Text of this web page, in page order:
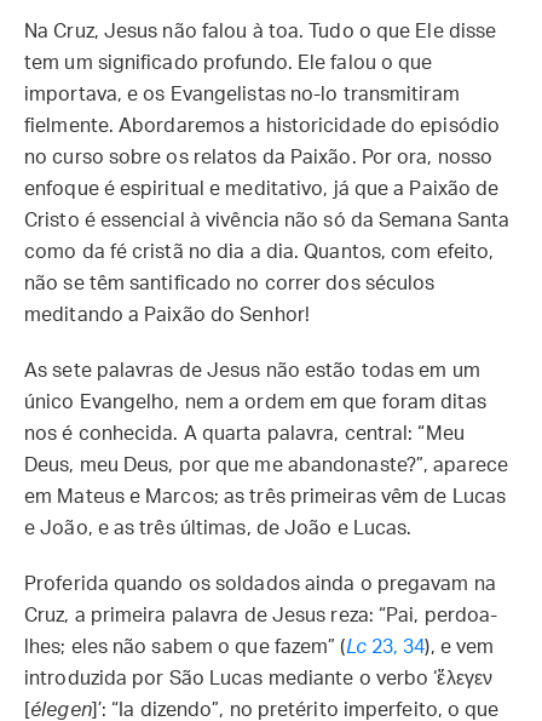
Na Cruz, Jesus não falou à toa. Tudo o que Ele disse
tem um significado profundo. Ele falou o que
importava, e os Evangelistas no-lo transmitiram
fielmente. Abordaremos a historicidade do episódio
no curso sobre os relatos da Paixão. Por ora, nosso
enfoque é espiritual e meditativo, já que a Paixão de
Cristo é essencial à vivência não só da Semana Santa
como da fé cristã no dia a dia. Quantos, com efeito,
não se têm santificado no correr dos séculos
meditando a Paixão do Senhor!
As sete palavras de Jesus não estão todas em um
único Evangelho, nem a ordem em que foram ditas
nos é conhecida. A quarta palavra, central: “Meu
Deus, meu Deus, por que me abandonaste?”, aparece
em Mateus e Marcos; as três primeiras vêm de Lucas
e João, e as três últimas, de João e Lucas.
Proferida quando os soldados ainda o pregavam na
Cruz, a primeira palavra de Jesus reza: “Pai, perdoa-
lhes; eles não sabem o que fazem” (Lc23, 34), e vem
introduzida por São Lucas mediante o verbo ‘ἔλεγεν
élegen]’: “Ia dizendo”, no pretérito imperfeito, o que